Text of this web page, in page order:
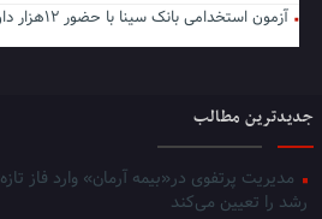
آزمون استخدامی بانک سینا با حضور ۱۲هزار داوطلب برگزار شد
جدیدترین مطالب
مدیریت پرتفوی در«بیمه آرمان» وارد فاز
رشد را تعیین می‌کند